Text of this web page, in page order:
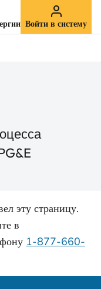
Войти в систему
эту страницу.
в
1-877-660-